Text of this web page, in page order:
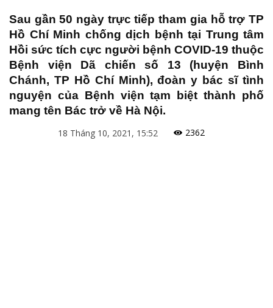
Sau gần 50 ngày trực tiếp tham gia hỗ trợ TP
Hồ Chí Minh chống dịch bệnh tại Trung tâm
Hồi sức tích cực người bệnh COVID-19 thuộc
Bệnh viện Dã chiến số 13 (huyện Bình
Chánh, TP Hồ Chí Minh), đoàn y bác sĩ tình
nguyện của Bệnh viện tạm biệt thành phố
mang tên Bác trở về Hà Nội.
18 Tháng 10, 2021, 15:52 2362